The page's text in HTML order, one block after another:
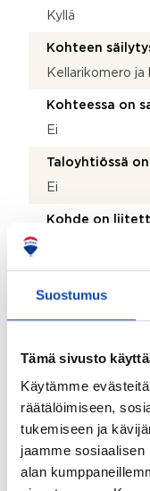
Suostumus
Tämä sivusto
Käytämme
räätälöimiseen,
tukemiseen ja
jaamme
alan
Kyllä
Kohteen
Kellarikomero ja
Kohteessa on
Ei
Taloyhtiössä
Ei
Kohde on
2026 Saunan
kylpyhuoneen
Kohteen
Taloyhtiö
Taloyhtiön nimi: